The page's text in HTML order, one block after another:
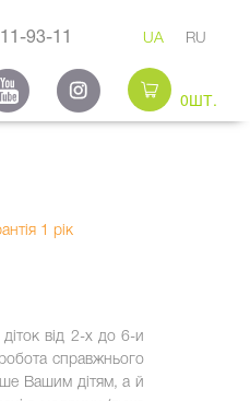
93-11 UA RU
0ШТ.
1 рік
від 2-х до 6-и
справжнього
Вашим дітям, а й